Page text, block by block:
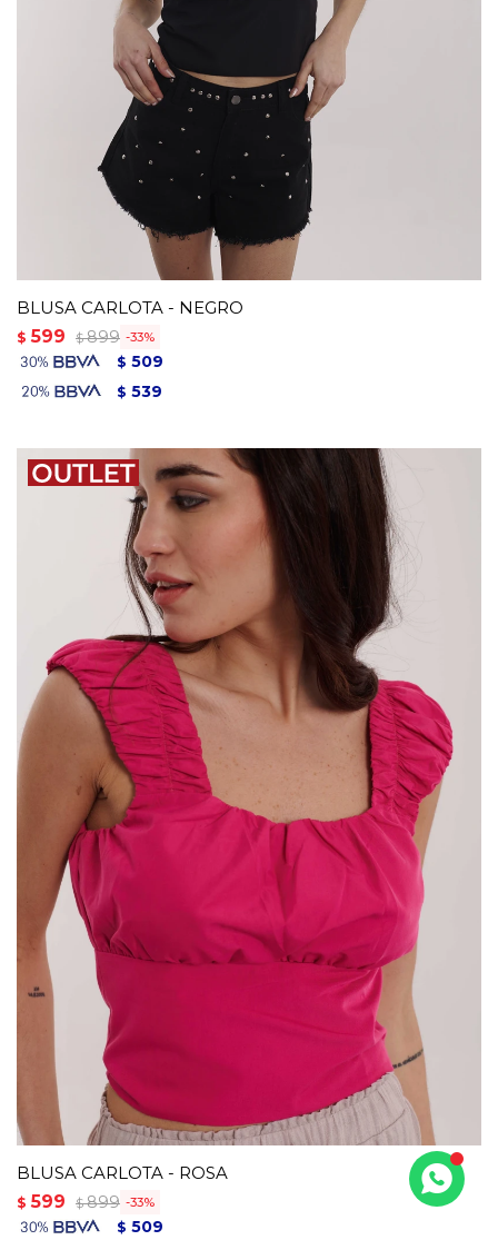
BLUSA CARLOTA - NEGRO
$ 599 $ 899 33
$ 509
$ 539
BLUSA CARLOTA - ROSA
$ 599 $ 899 33
$ 509